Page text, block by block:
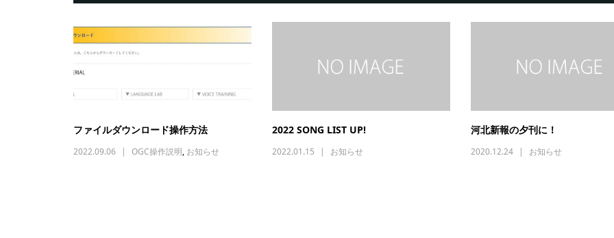
ファイルダウンロード操作方法
2022.09.06 OGC操作説明, お知らせ
2022 SONG LIST UP!
2022.01.15 お知らせ
河北新報の夕刊に！
2020.12.24 お知らせ